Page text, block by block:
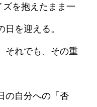
を抱えたまま一
を迎える。
それでも、その重
の自分への「否